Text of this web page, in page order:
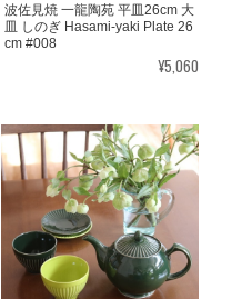
波佐見焼 一龍陶苑 平皿26cm 大
皿 しのぎ Hasami-yaki Plate 26
cm #008
¥5,060